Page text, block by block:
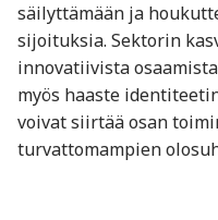
säilyttämään ja
sijoituksia. Sektorin
innovatiivista
myös haaste
voivat siirtää osan
turvattomampien